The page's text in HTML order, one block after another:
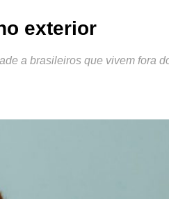
exterior
a brasileiros que vivem fora